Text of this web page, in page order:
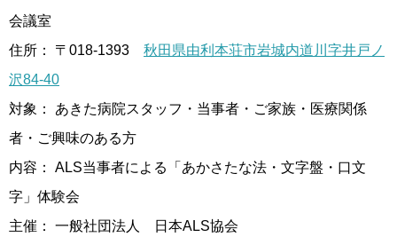
会議室
住所： 〒018-1393 秋田県由利本荘市岩城内道川字井戸ノ
沢84-40
対象： あきた病院スタッフ・当事者・ご家族・医療関係
者・ご興味のある方
内容： ALS当事者による「あかさたな法・文字盤・口文
字」体験会
主催： 一般社団法人 日本ALS協会